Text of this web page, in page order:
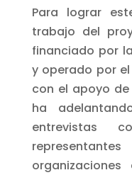
Para lograr
trabajo del
financiado por
y operado por
con el apoyo
ha
entrevistas